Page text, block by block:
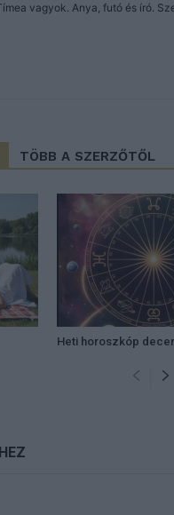
vagyok. Anya, futó és író.
TÖBB A SZERZŐTŐL
Heti horoszkóp